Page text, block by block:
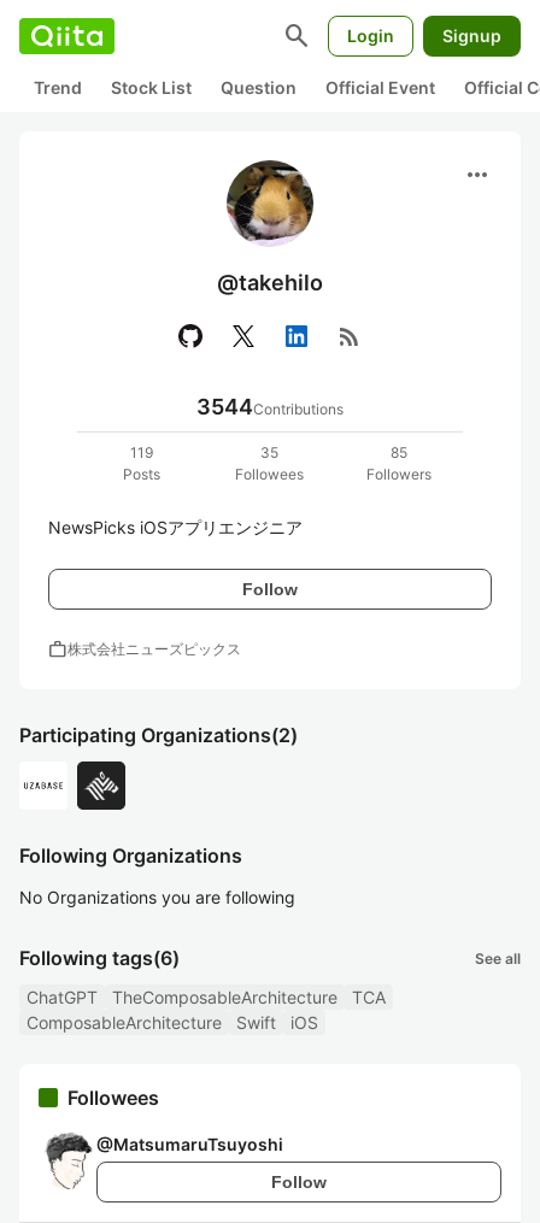
search Login Signup
Trend Stock List Question Official Event Official
more_horiz
@takehilo
rss_feed
3544Contributions
119
Posts
35
Followees
85
Followers
NewsPicks iOSアプリエンジニア
Follow
work株式会社ニューズピックス
Participating Organizations(2)
Following Organizations
No Organizations you are following
Following tags(6) See all
ChatGPT TheComposableArchitecture
TCA
ComposableArchitecture
Swift iOS
Followees
@MatsumaruTsuyoshi
Follow